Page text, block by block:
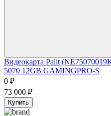
Видеокарта Palit
5070 12GB GAMINGPRO-S
0 ₽
73 000 ₽
Купить